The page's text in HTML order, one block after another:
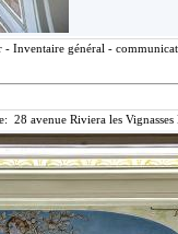
Inventaire général -
28 avenue Riviera les